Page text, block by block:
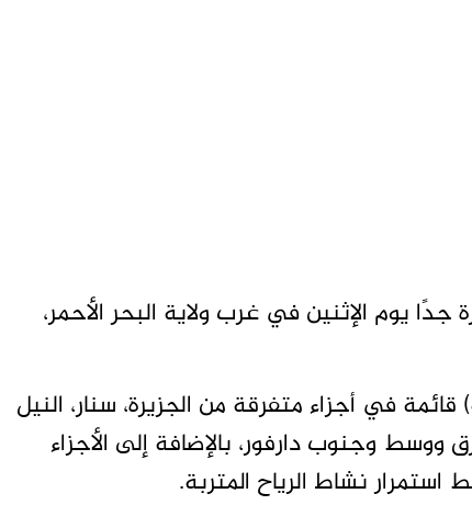
جدًا يوم الإثنين في غرب ولاية البحر الأحمر،
في أجزاء متفرقة من الجزيرة، سنار، النيل
ووسط وجنوب دارفور، بالإضافة إلى الأجزاء
نشاط الرياح المتربة.